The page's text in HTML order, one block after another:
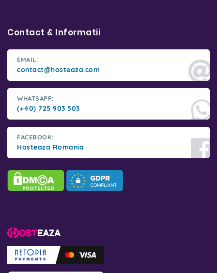
Contact & Informatii
EMAIL:
contact@hosteaza.com
WHATSAPP:
(+40) 725 903 503
FACEBOOK:
Hosteaza Romania